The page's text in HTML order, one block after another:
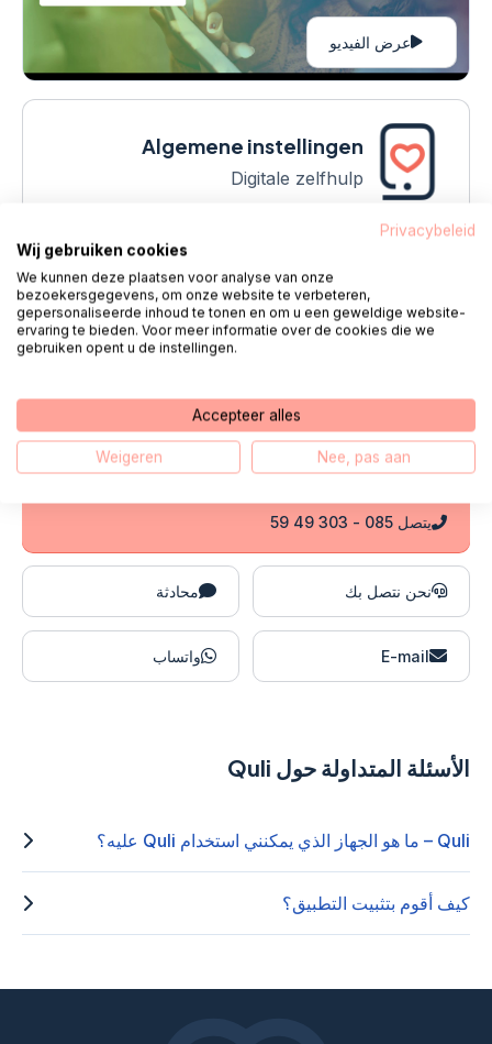
عرض الفيديو
Algemene instellingen
Digitale zelfhulp
اتصال
عمل من الساعة 08:00 حتى الساعة 18:00
جاهز لك.
يتصل 085 - 303 49 59
نحن نتصل بك محادثة
E-mail واتساب
الأسئلة المتداولة حول Quli
Quli – ما هو الجهاز الذي يمكنني استخدام Quli عليه؟
كيف أقوم بتثبيت التطبيق؟
Privacybeleid
Wij gebruiken cookies
We kunnen deze plaatsen voor analyse van onze
bezoekersgegevens, om onze website te verbeteren,
gepersonaliseerde inhoud te tonen en om u een geweldige website-
ervaring te bieden. Voor meer informatie over de cookies die we
gebruiken opent u de instellingen.
Accepteer alles
Weigeren Nee, pas aan